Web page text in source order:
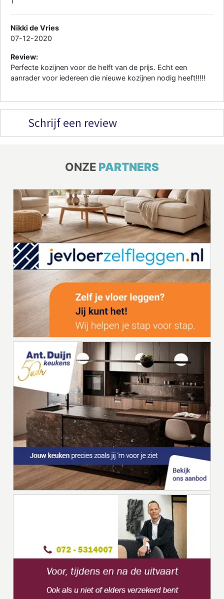
Nikki de Vries
07-12-2020
Review:
Perfecte kozijnen voor de helft van de prijs. Echt een
aanrader voor iedereen die nieuwe kozijnen nodig heeft!!!!!
Schrijf een review
ONZE PARTNERS